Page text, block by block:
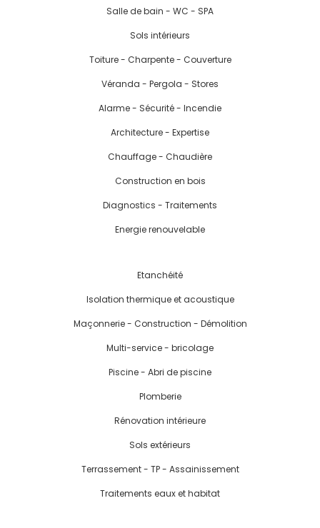
Salle de bain - WC - SPA
Sols intérieurs
Toiture - Charpente - Couverture
Véranda - Pergola - Stores
Alarme - Sécurité - Incendie
Architecture - Expertise
Chauffage - Chaudière
Construction en bois
Diagnostics - Traitements
Energie renouvelable
Etanchéité
Isolation thermique et acoustique
Maçonnerie - Construction - Démolition
Multi-service - bricolage
Piscine - Abri de piscine
Plomberie
Rénovation intérieure
Sols extérieurs
Terrassement - TP - Assainissement
Traitements eaux et habitat